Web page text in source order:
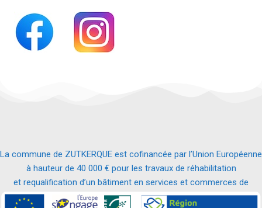
La commune de ZUTKERQUE est cofinancée par l’Union Européenne
à hauteur de 40 000 € pour les travaux de réhabilitation
et requalification d’un bâtiment en services et commerces de
proximité.